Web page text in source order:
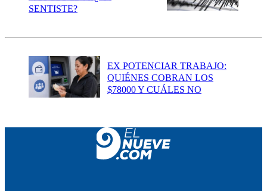
SENTISTE?
EX POTENCIAR TRABAJO:
QUIÉNES COBRAN LOS
$78000 Y CUÁLES NO